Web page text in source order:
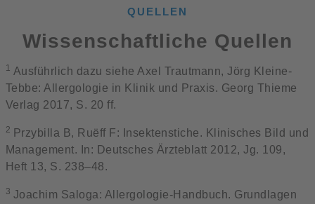
QUELLEN
Wissenschaftliche Quellen
1 Ausführlich dazu siehe Axel Trautmann, Jörg Kleine-
Tebbe: Allergologie in Klinik und Praxis. Georg Thieme
Verlag 2017, S. 20 ff.
2 Przybilla B, Ruëff F: Insektenstiche. Klinisches Bild und
Management. In: Deutsches Ärzteblatt 2012, Jg. 109,
Heft 13, S. 238–48.
3 Joachim Saloga: Allergologie-Handbuch. Grundlagen